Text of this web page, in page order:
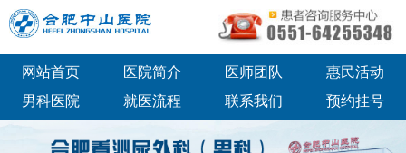
网站首页 医院简介 医师团队
惠民活动
男科医院
就医流程 联系我们 预约挂号